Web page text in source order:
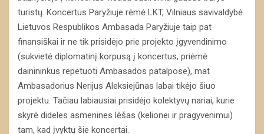
turistų. Koncertus Paryžiuje rėmė LKT, Vilniaus savivaldybė.
Lietuvos Respublikos Ambasada Paryžiuje taip pat
finansiškai ir ne tik prisidėjo prie projekto įgyvendinimo
(sukvietė diplomatinį korpusą į koncertus, priėmė
dainininkus repetuoti Ambasados patalpose), mat
Ambasadorius Nerijus Aleksiejūnas labai tikėjo šiuo
projektu. Tačiau labiausiai prisidėjo kolektyvų nariai, kurie
skyrė dideles asmenines lėšas (kelionei ir pragyvenimui)
tam, kad įvyktų šie koncertai.